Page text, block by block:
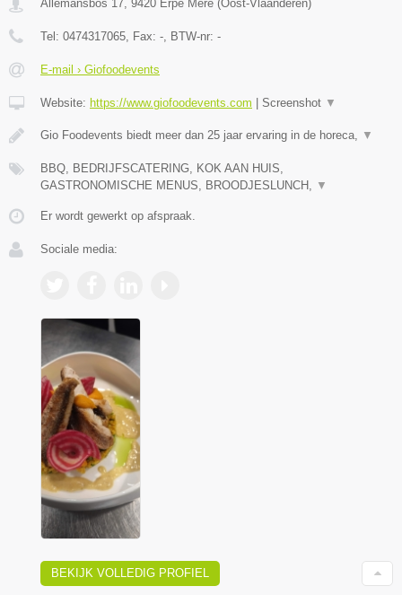
Allemansbos 17 9420 Erpe Mere (Oost-Vlaanderen)
Tel: 0474317065 , Fax: - , BTW-nr: -
E-mail › Giofoodevents
Website: https://www.giofoodevents.com | Screenshot ▼
Gio Foodevents biedt meer dan 25 jaar ervaring in de horeca, ▼
BBQ, BEDRIJFSCATERING, KOK AAN HUIS,
GASTRONOMISCHE MENUS, BROODJESLUNCH,
▼
Er wordt gewerkt op afspraak.
Sociale media:
BEKIJK VOLLEDIG PROFIEL